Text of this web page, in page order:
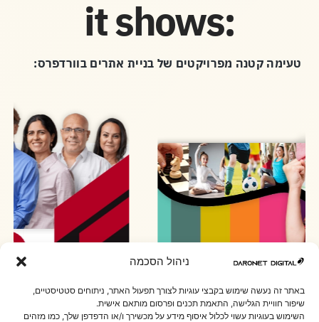
ניהול הסכמה
באתר זה נעשה שימוש בקבצי עוגיות לצורך תפעול האתר, ניתוחים סטטיסטיים,
שיפור חוויית הגלישה, התאמת תכנים ופרסום מותאם אישית.
השימוש בעוגיות עשוי לכלול איסוף מידע על מכשירך ו/או הדפדפן שלך, כמו מזהים
it shows:
טעימה קטנה מפרויקטים של בניית אתרים בוורדפרס: